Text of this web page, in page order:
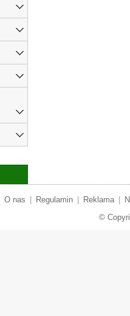
O nas Regulamin Reklama
©